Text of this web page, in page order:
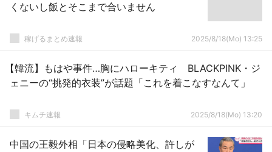
くないし飯とそこまで合いません
稼げるまとめ速報 2025/8/18(Mo) 13:25
【韓流】もはや事件…胸にハローキティ BLACKPINK・ジ
ェニーの“挑発的衣装”が話題「これを着こなすなんて」
キムチ速報 2025/8/18(Mo) 13:20
中国の王毅外相「日本の侵略美化、許しが